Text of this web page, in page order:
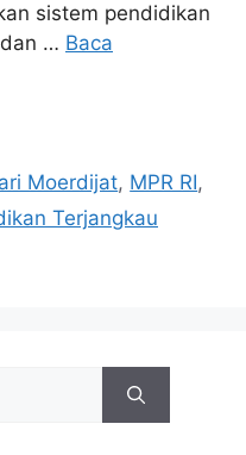
sistem pendidikan
… Baca
Moerdijat, MPR RI,
Terjangkau